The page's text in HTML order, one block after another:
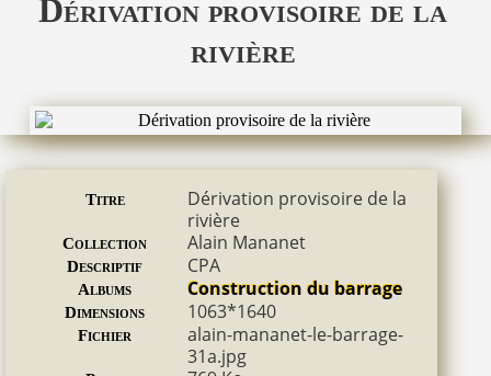
Dérivation provisoire de la
rivière
Titre
Dérivation provisoire de la
rivière
Collection Alain Mananet
Descriptif CPA
Albums Construction du barrage
Dimensions 1063*1640
Fichier
alain-mananet-le-barrage-
31a.jpg